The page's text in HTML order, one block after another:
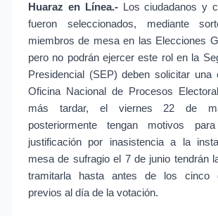
Huaraz en Línea.- Los ciudadanos y
fueron seleccionados, mediante
miembros de mesa en las Elecciones
pero no podrán ejercer este rol en la
Presidencial (SEP) deben solicitar una
Oficina Nacional de Procesos
más tardar, el viernes 22 de
posteriormente tengan motivos
justificación por inasistencia a la
mesa de sufragio el 7 de junio tendrán
tramitarla hasta antes de los cinco
previos al día de la votación.